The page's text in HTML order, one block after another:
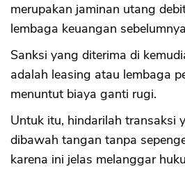
merupakan jaminan utang
lembaga keuangan
Sanksi yang diterima di
adalah leasing atau lembaga
menuntut biaya ganti rugi.
Untuk itu, hindarilah transaksi
dibawah tangan tanpa
karena ini jelas melanggar